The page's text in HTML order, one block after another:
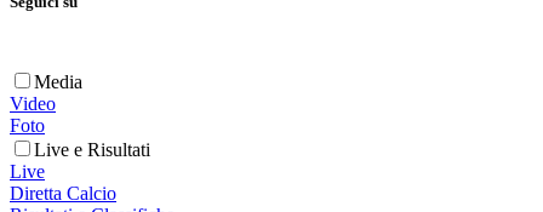
Media
Video
Foto
Live e Risultati
Live
Diretta Calcio